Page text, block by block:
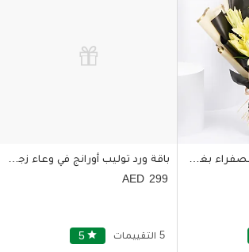
باقة من ورود الزنابق الصفراء بغلاف بني
باقة ورد توليب أورانج في وعاء زجاجي
299
5 star 5 التقييمات